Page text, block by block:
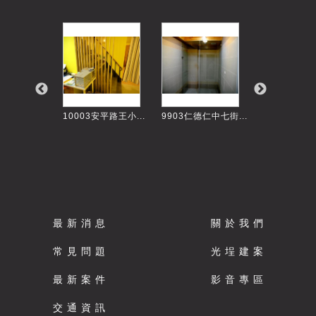
10003安平路王小... 9903仁德仁中七街...
最 新 消 息 關 於 我 們
常 見 問 題 光 埕 建 案
最 新 案 件 影 音 專 區
交 通 資 訊